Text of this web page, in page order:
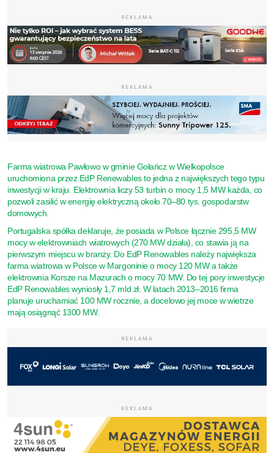
REKLAMA
REKLAMA
Farma wiatrowa Pawłowo w gminie Gołańcz w Wielkopolsce
uruchomiona przez EdP Renewables to jedna z największych tego typu
inwestycji w kraju. Elektrownia liczy 53 turbin o mocy 1,5 MW każda, co
pozwoli zasilić w energię elektryczną około 70–80 tys. gospodarstw
domowych.
Portugalska spółka deklaruje, że posiada w Polsce łącznie 295,5 MW
mocy w elektrowniach wiatrowych (270 MW działa), co stawia ją na
pierwszym miejscu w branży. Do EdP Renowables należy największa
farma wiatrowa w Polsce w Margoninie o mocy 120 MW a także
elektrownia Korsze na Mazurach o mocy 70 MW. Do tej pory inwestycje
EdP Renowables wyniosły 1,7 mld zł. W latach 2013–2016 firma
planuje uruchamiać 100 MW rocznie, a docelowo jej moce w wietrze
mają osiągnąć 1300 MW.
REKLAMA
REKLAMA